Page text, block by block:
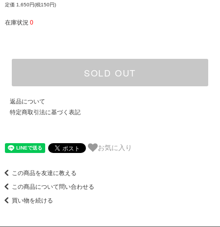
定価 1,650円(税150円)
在庫状況 0
SOLD OUT
返品について
特定商取引法に基づく表記
お気に入り
この商品を友達に教える
この商品について問い合わせる
買い物を続ける